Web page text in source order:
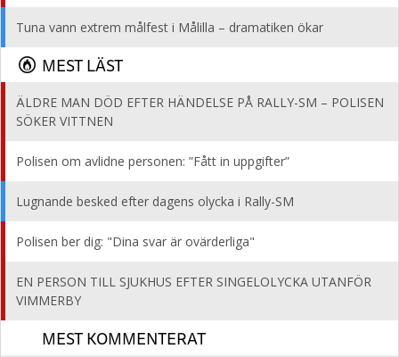
Tuna vann extrem målfest i Målilla – dramatiken ökar
MEST LÄST
ÄLDRE MAN DÖD EFTER HÄNDELSE PÅ RALLY-SM – POLISEN
SÖKER VITTNEN
Polisen om avlidne personen: ”Fått in uppgifter”
Lugnande besked efter dagens olycka i Rally-SM
Polisen ber dig: "Dina svar är ovärderliga"
EN PERSON TILL SJUKHUS EFTER SINGELOLYCKA UTANFÖR
VIMMERBY
MEST KOMMENTERAT